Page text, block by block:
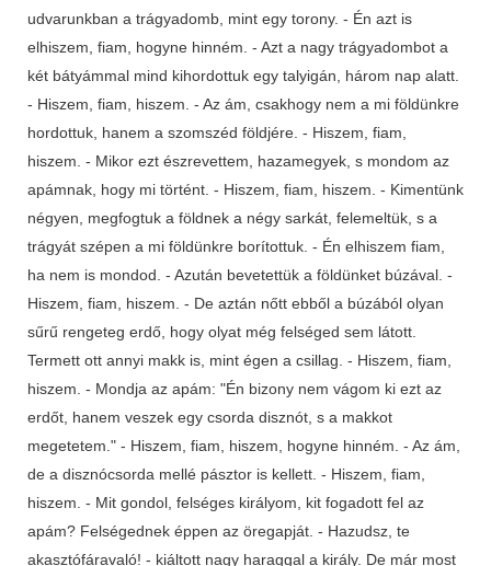
udvarunkban a trágyadomb, mint egy torony. - Én azt is
elhiszem, fiam, hogyne hinném. - Azt a nagy trágyadombot a
két bátyámmal mind kihordottuk egy talyigán, három nap alatt.
- Hiszem, fiam, hiszem. - Az ám, csakhogy nem a mi földünkre
hordottuk, hanem a szomszéd földjére. - Hiszem, fiam,
hiszem. - Mikor ezt észrevettem, hazamegyek, s mondom az
apámnak, hogy mi történt. - Hiszem, fiam, hiszem. - Kimentünk
négyen, megfogtuk a földnek a négy sarkát, felemeltük, s a
trágyát szépen a mi földünkre borítottuk. - Én elhiszem fiam,
ha nem is mondod. - Azután bevetettük a földünket búzával. -
Hiszem, fiam, hiszem. - De aztán nőtt ebből a búzából olyan
sűrű rengeteg erdő, hogy olyat még felséged sem látott.
Termett ott annyi makk is, mint égen a csillag. - Hiszem, fiam,
hiszem. - Mondja az apám: "Én bizony nem vágom ki ezt az
erdőt, hanem veszek egy csorda disznót, s a makkot
megetetem." - Hiszem, fiam, hiszem, hogyne hinném. - Az ám,
de a disznócsorda mellé pásztor is kellett. - Hiszem, fiam,
hiszem. - Mit gondol, felséges királyom, kit fogadott fel az
apám? Felségednek éppen az öregapját. - Hazudsz, te
akasztófáravaló! - kiáltott nagy haraggal a király. De már most